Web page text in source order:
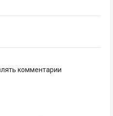
комментарии